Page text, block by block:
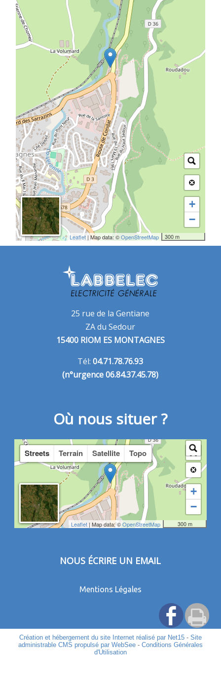
+
−
300 m
Leaflet| Map data: ©OpenStreetMap
25 rue de la Gentiane
ZA du Sedour
15400 RIOM ES MONTAGNES
Tél:04.71.78.76.93
(n°urgence 06.84.37.45.78)
Où nous situer ?
Streets Terrain Satellite Topo
+
−
300 m
Leaflet | Map data: ©OpenStreetMap
NOUS ÉCRIRE UN EMAIL
Mentions Légales
Création et hébergement du site Internet réalisé par Net15 - Site
administrable CMS propulsé par WebSee - Conditions Générales
d'Utilisation